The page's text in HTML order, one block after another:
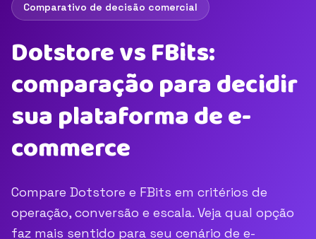
Comparativo de decisão comercial
Dotstore vs FBits:
comparação para decidir
sua plataforma de e-
commerce
Compare Dotstore e FBits em critérios de
operação, conversão e escala. Veja qual opção
faz mais sentido para seu cenário de e-